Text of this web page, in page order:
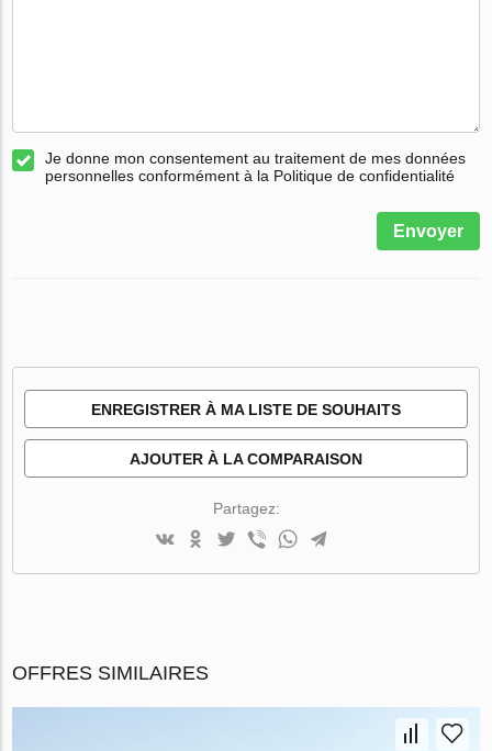
Je donne mon consentement au traitement de mes données
personnelles conformément à la Politique de confidentialité
Envoyer
ENREGISTRER À MA LISTE DE SOUHAITS
AJOUTER À LA COMPARAISON
Partagez:
OFFRES SIMILAIRES